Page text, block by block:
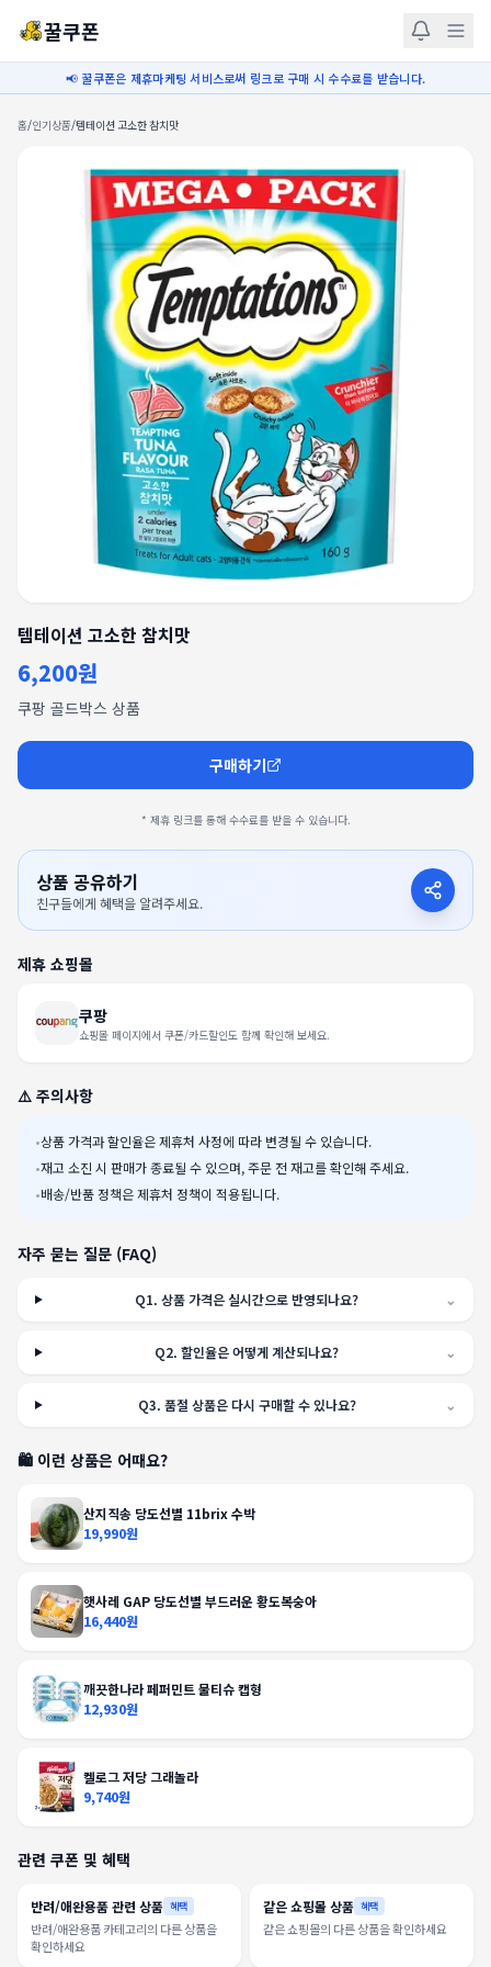
꿀쿠폰
📢 꿀쿠폰은 제휴마케팅 서비스로써 링크로 구매 시 수수료를 받습니다.
홈/인기상품/템테이션 고소한 참치맛
템테이션 고소한 참치맛
6,200원
쿠팡 골드박스 상품
구매하기
* 제휴 링크를 통해 수수료를 받을 수 있습니다.
상품 공유하기
친구들에게 혜택을 알려주세요.
제휴 쇼핑몰
쿠팡
쇼핑몰 페이지에서 쿠폰/카드할인도 함께 확인해 보세요.
⚠️ 주의사항
•상품 가격과 할인율은 제휴처 사정에 따라 변경될 수 있습니다.
•재고 소진 시 판매가 종료될 수 있으며, 주문 전 재고를 확인해 주세요.
•배송/반품 정책은 제휴처 정책이 적용됩니다.
자주 묻는 질문 (FAQ)
Q1.상품 가격은 실시간으로 반영되나요? ⌄
Q2.할인율은 어떻게 계산되나요? ⌄
Q3. 품절 상품은 다시 구매할 수 있나요? ⌄
🛍️ 이런 상품은 어때요?
산지직송 당도선별 11brix 수박
19,990원
햇사레 GAP 당도선별 부드러운 황도복숭아
16,440원
깨끗한나라 페퍼민트 물티슈 캡형
12,930원
켈로그 저당 그래놀라
9,740원
관련 쿠폰 및 혜택
반려/애완용품 관련 상품 혜택
반려/애완용품 카테고리의 다른 상품을
확인하세요
같은 쇼핑몰 상품 혜택
같은 쇼핑몰의 다른 상품을 확인하세요